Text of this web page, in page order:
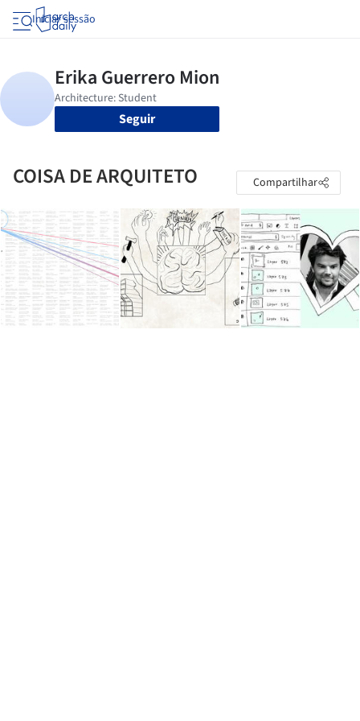
Iniciar sessão
Seguir
COISA DE ARQUITETO Compartilhar